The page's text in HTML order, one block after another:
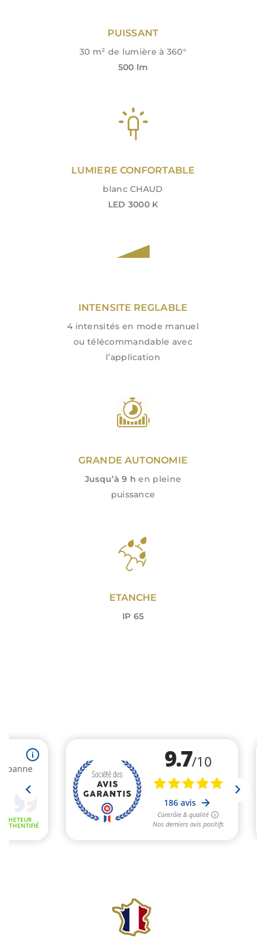
PUISSANT
30 m² de lumière à 360°
500 lm
LUMIERE CONFORTABLE
blanc CHAUD
LED 3000 K
INTENSITE REGLABLE
4 intensités en mode manuel
ou télécommandable avec
l’application
GRANDE AUTONOMIE
Jusqu’à 9 h en pleine
puissance
ETANCHE
IP 65